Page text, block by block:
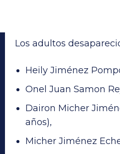
Los adultos
Heily Jiménez
Onel Juan Samon
Dairon Micher
años),
Micher Jiménez